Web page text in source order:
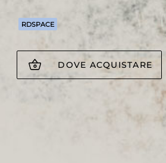
RDSPACE
DOVE ACQUISTARE